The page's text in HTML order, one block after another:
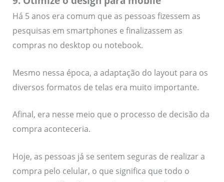
Há 5 anos era comum que as pessoas fizessem as
pesquisas em smartphones e finalizassem as
compras no desktop ou notebook.
Mesmo nessa época, a adaptação do layout para os
diversos formatos de telas era muito importante.
Afinal, era nesse meio que o processo de decisão da
compra aconteceria.
Hoje, as pessoas já se sentem seguras de realizar a
compra pelo celular, o que significa que todo o